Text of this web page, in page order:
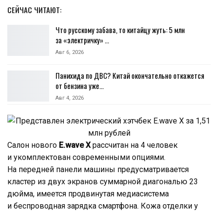
СЕЙЧАС ЧИТАЮТ:
Что русскому забава, то китайцу жуть: 5 млн
за «электричку» …
Авг 6, 2026
Панихида по ДВС? Китай окончательно откажется
от бензина уже…
Авг 4, 2026
Салон нового E.wave Xрассчитан на 4 человек
и укомплектован современными опциями.
На передней панели машины предусматривается
кластер из двух экранов суммарной диагональю 23
дюйма, имеется продвинутая медиасистема
и беспроводная зарядка смартфона. Кожа отделки у